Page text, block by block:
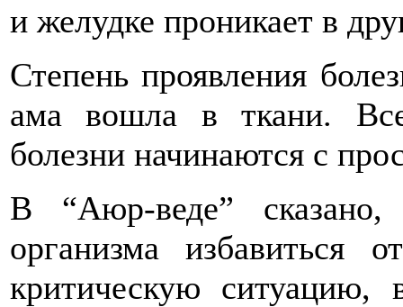
и желудке проникает в
Степень проявления
ама вошла в ткани.
болезни начинаются с
В “Аюр-веде”
организма избавиться
критическую ситуацию,